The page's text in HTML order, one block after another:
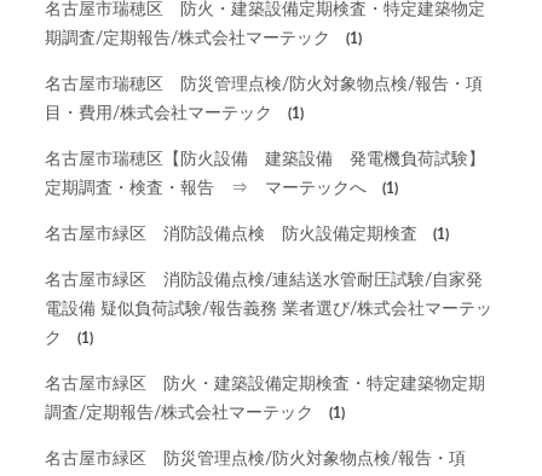
名古屋市瑞穂区 防火・建築設備定期検査・特定建築物定
期調査/定期報告/株式会社マーテック
(1)
名古屋市瑞穂区 防災管理点検/防火対象物点検/報告・項
目・費用/株式会社マーテック
(1)
名古屋市瑞穂区【防火設備 建築設備 発電機負荷試験】
定期調査・検査・報告 ⇒ マーテックへ
(1)
名古屋市緑区 消防設備点検 防火設備定期検査 (1)
名古屋市緑区 消防設備点検/連結送水管耐圧試験/自家発
電設備 疑似負荷試験/報告義務 業者選び/株式会社マーテッ
ク
(1)
名古屋市緑区 防火・建築設備定期検査・特定建築物定期
調査/定期報告/株式会社マーテック
(1)
名古屋市緑区 防災管理点検/防火対象物点検/報告・項